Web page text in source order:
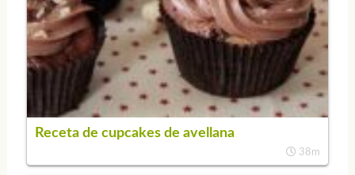
Receta de cupcakes de avellana
38m